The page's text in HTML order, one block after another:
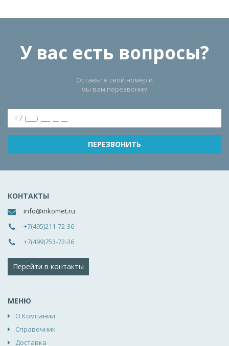
У вас есть вопросы?
Оставьте свой номер и
мы вам перезвоним
КОНТАКТЫ
info@inkomet.ru
+7(495)211-72-36
+7(499)753-72-36
Перейти в контакты
МЕНЮ
О Компании
Справочник
Доставка